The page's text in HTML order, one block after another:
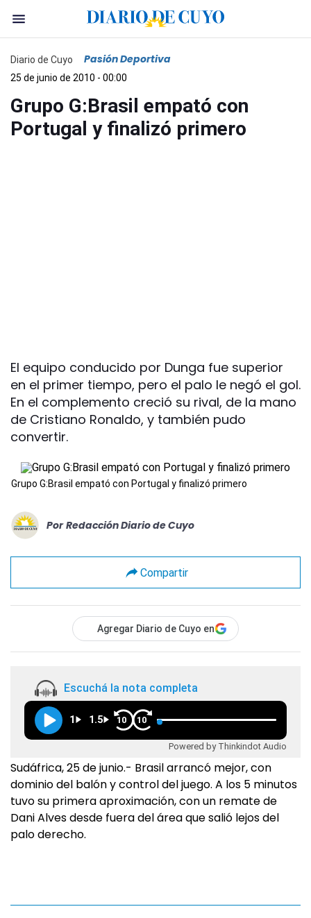
Diario de Cuyo Pasión Deportiva
25 de junio de 2010 - 00:00
Grupo G:Brasil empató con
Portugal y finalizó primero
El equipo conducido por Dunga fue superior
en el primer tiempo, pero el palo le negó el gol.
En el complemento creció su rival, de la mano
de Cristiano Ronaldo, y también pudo
convertir.
Grupo G:Brasil empató con Portugal y finalizó primero
Por Redacción Diario de Cuyo
Compartir
Agregar Diario de Cuyo en
Escuchá la nota completa
1 1.5 10 10
Powered by Thinkindot Audio
Sudáfrica, 25 de junio.- Brasil arrancó mejor, con
dominio del balón y control del juego. A los 5 minutos
tuvo su primera aproximación, con un remate de
Dani Alves desde fuera del área que salió lejos del
palo derecho.